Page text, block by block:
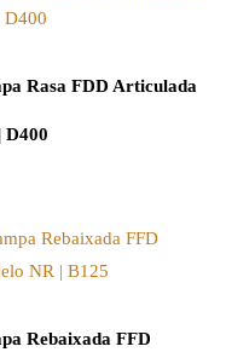
Rasa FDD Articulada
D400
Rebaixada FFD